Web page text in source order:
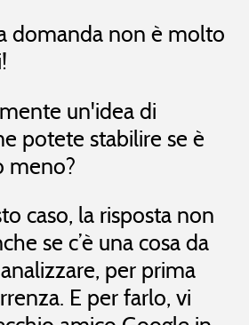
domanda non è molto
un'idea di
potete stabilire se è
meno?
caso, la risposta non
se c’è una cosa da
per prima
E per farlo, vi